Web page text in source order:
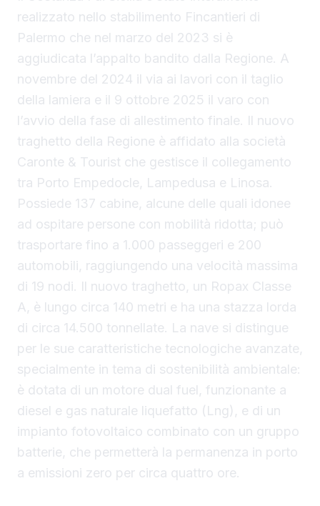
realizzato nello stabilimento Fincantieri di
Palermo che nel marzo del 2023 si è
aggiudicata l’appalto bandito dalla Regione. A
novembre del 2024 il via ai lavori con il taglio
della lamiera e il 9 ottobre 2025 il varo con
l’avvio della fase di allestimento finale. Il nuovo
traghetto della Regione è affidato alla società
Caronte & Tourist che gestisce il collegamento
tra Porto Empedocle, Lampedusa e Linosa.
Possiede 137 cabine, alcune delle quali idonee
ad ospitare persone con mobilità ridotta; può
trasportare fino a 1.000 passeggeri e 200
automobili, raggiungendo una velocità massima
di 19 nodi. Il nuovo traghetto, un Ropax Classe
A, è lungo circa 140 metri e ha una stazza lorda
di circa 14.500 tonnellate. La nave si distingue
per le sue caratteristiche tecnologiche avanzate,
specialmente in tema di sostenibilità ambientale:
è dotata di un motore dual fuel, funzionante a
diesel e gas naturale liquefatto (Lng), e di un
impianto fotovoltaico combinato con un gruppo
batterie, che permetterà la permanenza in porto
a emissioni zero per circa quattro ore.